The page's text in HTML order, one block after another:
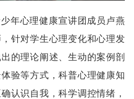
年心理健康宣讲团成员卢燕
针对学生心理变化和心理发
的理论阐述、生动的案例剖
验等方式，科普心理健康知
认识自我，科学调控情绪，